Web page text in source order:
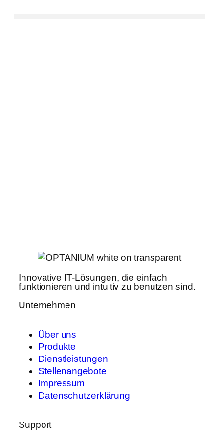
Innovative IT-Lösungen, die einfach
funktionieren und intuitiv zu benutzen sind.
Unternehmen
Über uns
Produkte
Dienstleistungen
Stellenangebote
Impressum
Datenschutzerklärung
Support